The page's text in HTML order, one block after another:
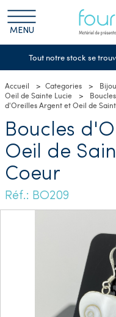
MENU
Tout notre stock se
Accueil Categories
Oeil de Sainte Lucie
d'Oreilles Argent et Oeil de
Boucles
Oeil de
Coeur
Réf.: BO209